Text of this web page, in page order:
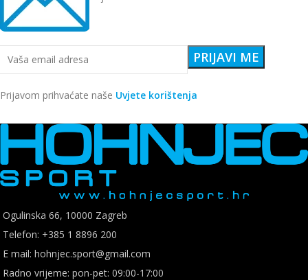
Prijavom prihvaćate naše Uvjete korištenja
Ogulinska 66, 10000 Zagreb
Telefon: +385 1 8896 200
E mail: hohnjec.sport@gmail.com
Radno vrijeme: pon-pet: 09:00-17:00